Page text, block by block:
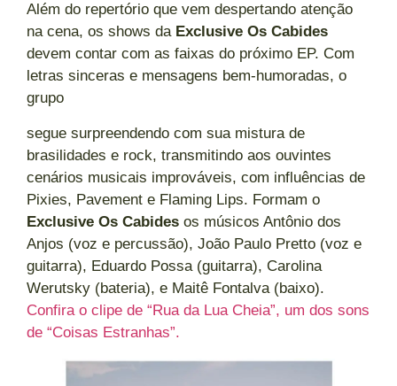
Além do repertório que vem despertando atenção
na cena, os shows da Exclusive Os Cabides
devem contar com as faixas do próximo EP. Com
letras sinceras e mensagens bem-humoradas, o
grupo
segue surpreendendo com sua mistura de
brasilidades e rock, transmitindo aos ouvintes
cenários musicais improváveis, com influências de
Pixies, Pavement e Flaming Lips. Formam o
Exclusive Os Cabides os músicos Antônio dos
Anjos (voz e percussão), João Paulo Pretto (voz e
guitarra), Eduardo Possa (guitarra), Carolina
Werutsky (bateria), e Maitê Fontalva (baixo).
Confira o clipe de “Rua da Lua Cheia”, um dos sons
de “Coisas Estranhas”.